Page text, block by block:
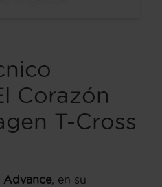
Corazón
T-Cross
Advance , en su